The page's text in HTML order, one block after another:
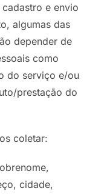
e envio
algumas das
depender de
como
do serviço e/ou
prestação do
coletar:
cidade,